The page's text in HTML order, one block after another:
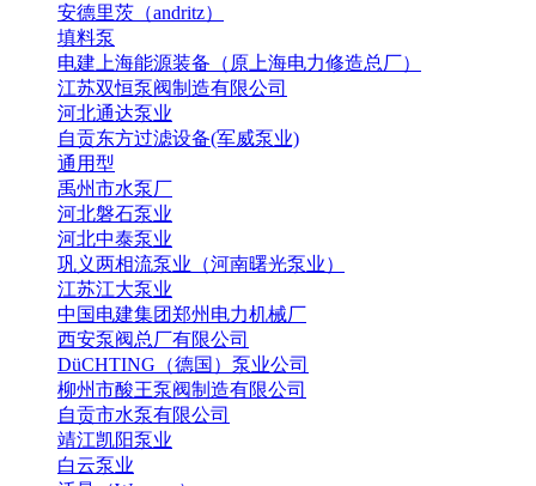
安德里茨（andritz）
填料泵
电建上海能源装备（原上海电力修造总厂）
江苏双恒泵阀制造有限公司
河北通达泵业
自贡东方过滤设备(军威泵业)
通用型
禹州市水泵厂
河北磐石泵业
河北中泰泵业
巩义两相流泵业（河南曙光泵业）
江苏江大泵业
中国电建集团郑州电力机械厂
西安泵阀总厂有限公司
DüCHTING（德国）泵业公司
柳州市酸王泵阀制造有限公司
自贡市水泵有限公司
靖江凯阳泵业
白云泵业